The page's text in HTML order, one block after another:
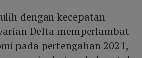
dengan kecepatan
Delta memperlambat
pada pertengahan 2021,